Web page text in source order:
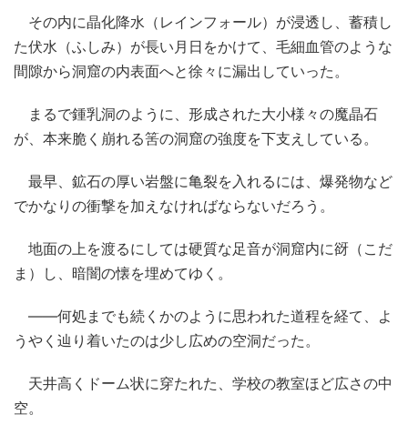
その内に晶化降水（レインフォール）が浸透し、蓄積し
た伏水（ふしみ）が長い月日をかけて、毛細血管のような
間隙から洞窟の内表面へと徐々に漏出していった。
まるで鍾乳洞のように、形成された大小様々の魔晶石
が、本来脆く崩れる筈の洞窟の強度を下支えしている。
最早、鉱石の厚い岩盤に亀裂を入れるには、爆発物など
でかなりの衝撃を加えなければならないだろう。
地面の上を渡るにしては硬質な足音が洞窟内に谺（こだ
ま）し、暗闇の懐を埋めてゆく。
――何処までも続くかのように思われた道程を経て、よ
うやく辿り着いたのは少し広めの空洞だった。
天井高くドーム状に穿たれた、学校の教室ほど広さの中
空。